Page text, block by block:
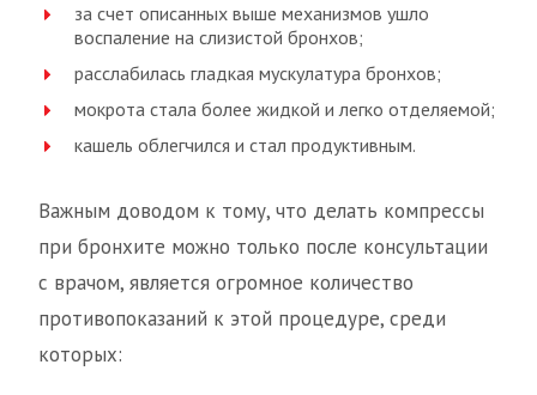
за счет описанных выше механизмов ушло
воспаление на слизистой бронхов;
расслабилась гладкая мускулатура бронхов;
мокрота стала более жидкой и легко отделяемой;
кашель облегчился и стал продуктивным.
Важным доводом к тому, что делать компрессы
при бронхите можно только после консультации
с врачом, является огромное количество
противопоказаний к этой процедуре, среди
которых: